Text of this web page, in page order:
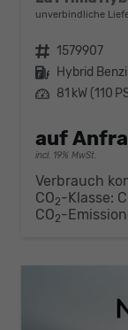
unverbindliche
Fahrzeugnr. 1579907
Kraftstoff Hybrid
Leistung 81 kW (110
auf
incl. 19% MwSt.
Verbrauch
CO2-Klasse: C
CO2-